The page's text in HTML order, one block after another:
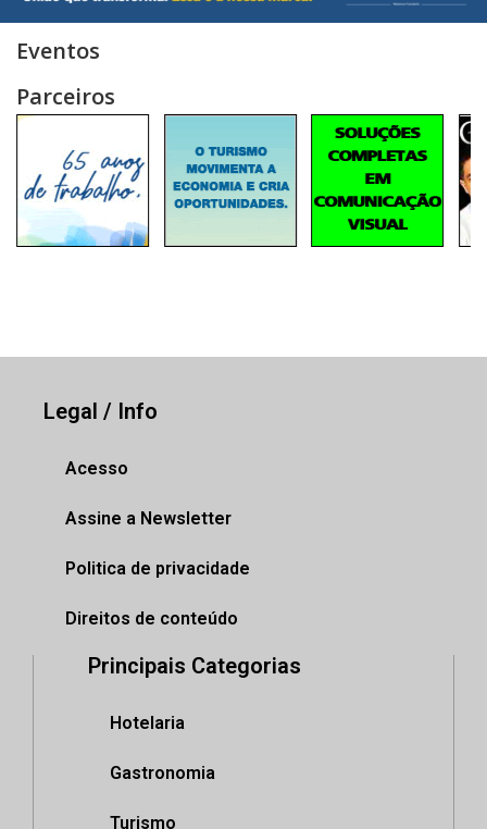
Eventos
Parceiros
Legal / Info
Acesso
Assine a Newsletter
Politica de privacidade
Direitos de conteúdo
Principais Categorias
Hotelaria
Gastronomia
Turismo